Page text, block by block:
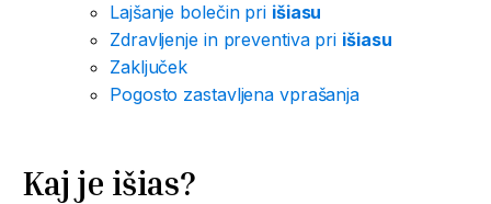
Lajšanje bolečin pri išiasu
Zdravljenje in preventiva pri išiasu
Zaključek
Pogosto zastavljena vprašanja
Kaj je išias?